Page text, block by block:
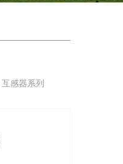
互感器系列